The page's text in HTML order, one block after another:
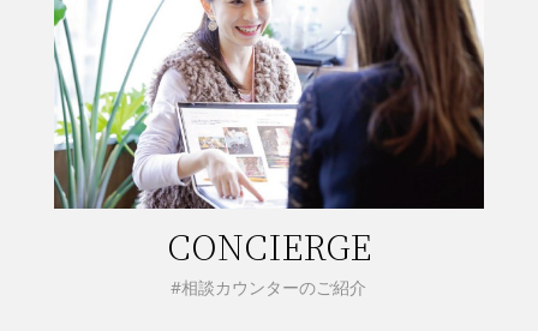
CONCIERGE
#相談カウンターのご紹介